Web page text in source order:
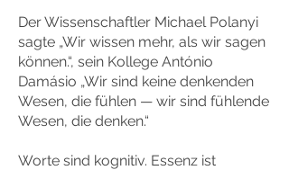
Der Wissenschaftler Michael Polanyi
sagte „Wir wissen mehr, als wir sagen
können.“, sein Kollege António
Damásio „Wir sind keine denkenden
Wesen, die fühlen — wir sind fühlende
Wesen, die denken.“
Worte sind kognitiv. Essenz ist